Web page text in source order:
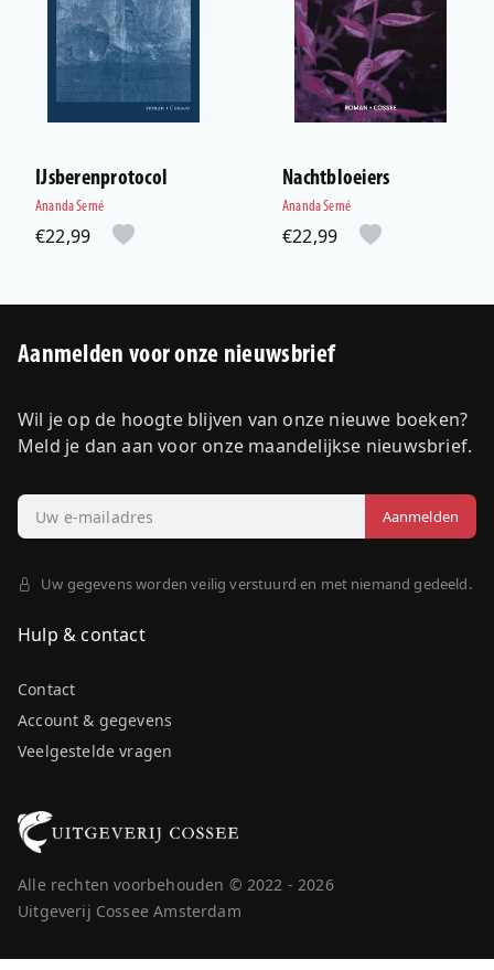
IJsberenprotocol
Ananda Serné
€22,99
Nachtbloeiers
Ananda Serné
€22,99
Aanmelden voor onze nieuwsbrief
Wil je op de hoogte blijven van onze nieuwe boeken?
Meld je dan aan voor onze maandelijkse nieuwsbrief.
Uw gegevens worden veilig verstuurd en met niemand gedeeld.
Hulp & contact
Account & gegevens
Veelgestelde vragen
Contact
Alle rechten voorbehouden © 2022 - 2026
Uitgeverij Cossee Amsterdam